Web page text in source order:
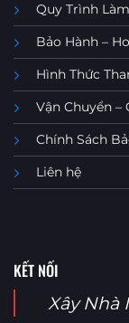
Quy Trình
Bảo Hành –
Hình Thức
Vận Chuyển –
Chính Sách
Liên hệ
KẾT NỐI
Xây Nhà